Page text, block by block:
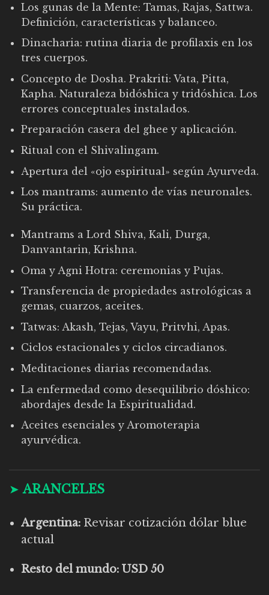
Los gunas de la Mente: Tamas, Rajas, Sattwa.
Definición, características y balanceo.
Dinacharia: rutina diaria de profilaxis en los
tres cuerpos.
Concepto de Dosha. Prakriti: Vata, Pitta,
Kapha. Naturaleza bidóshica y tridóshica. Los
errores conceptuales instalados.
Preparación casera del ghee y aplicación.
Ritual con el Shivalingam.
Apertura del «ojo espiritual» según Ayurveda.
Los mantrams: aumento de vías neuronales.
Su práctica.
Mantrams a Lord Shiva, Kali, Durga,
Danvantarin, Krishna.
Oma y Agni Hotra: ceremonias y Pujas.
Transferencia de propiedades astrológicas a
gemas, cuarzos, aceites.
Tatwas: Akash, Tejas, Vayu, Pritvhi, Apas.
Ciclos estacionales y ciclos circadianos.
Meditaciones diarias recomendadas.
La enfermedad como desequilibrio dóshico:
abordajes desde la Espiritualidad.
Aceites esenciales y Aromoterapia
ayurvédica.
➤ARANCELES
Argentina: Revisar cotización dólar blue
actual
Resto del mundo: USD 50